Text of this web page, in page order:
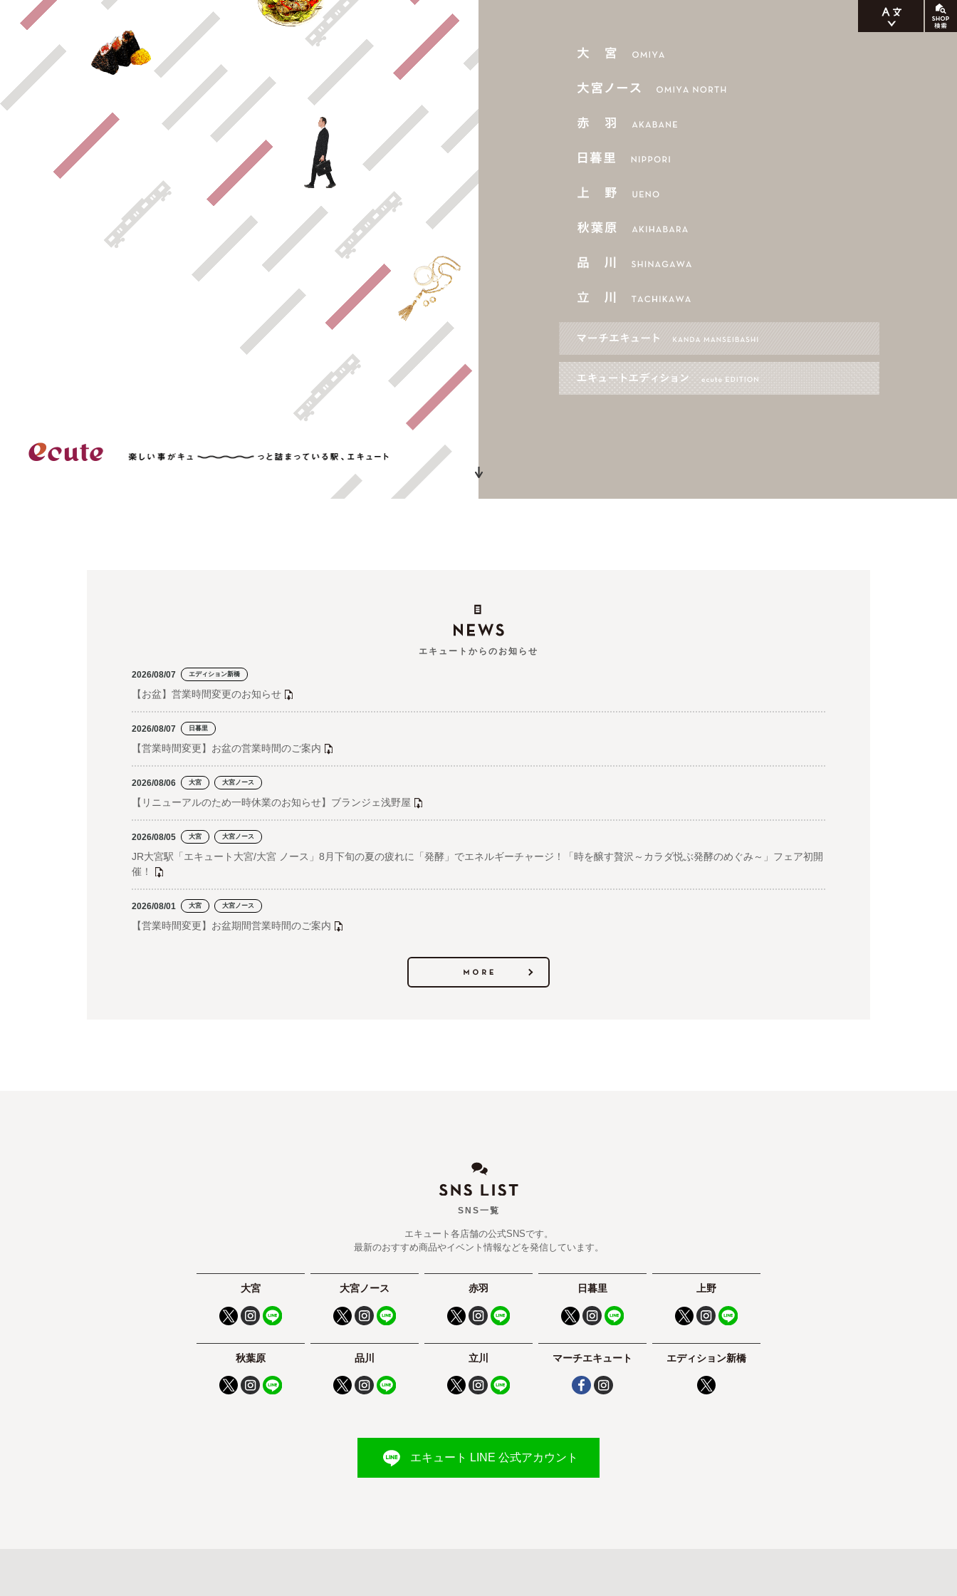
エキュートからのお知らせ
2026/08/07 エディション新橋
【お盆】営業時間変更のお知らせ
2026/08/07 日暮里
【営業時間変更】お盆の営業時間のご案内
2026/08/06 大宮 大宮ノース
【リニューアルのため一時休業のお知らせ】ブランジェ浅野屋
2026/08/05 大宮 大宮ノース
JR大宮駅「エキュート大宮/大宮 ノース」8月下旬の夏の疲れに「発酵」でエネルギーチャージ！「時を醸す贅沢～カラダ悦ぶ発酵のめぐみ～」フェア初開
催！
2026/08/01 大宮 大宮ノース
【営業時間変更】お盆期間営業時間のご案内
SNS一覧
エキュート各店舗の公式SNSです。
最新のおすすめ商品やイベント情報などを発信しています。
大宮 大宮ノース 赤羽 日暮里 上野
秋葉原 品川 立川 マーチエキュート エディション新橋
エキュート LINE 公式アカウント